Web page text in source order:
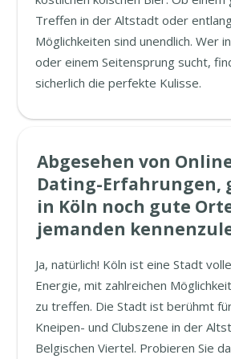
Treffen in der Altstadt oder
Möglichkeiten sind unendlich. Wer
oder einem Seitensprung sucht,
sicherlich die perfekte Kulisse.
Abgesehen von
Dating-Erfahrungen,
in Köln noch gute
jemanden
Ja, natürlich! Köln ist eine Stadt
Energie, mit zahlreichen
zu treffen. Die Stadt ist berühmt
Kneipen- und Clubszene in der
Belgischen Viertel. Probieren Sie